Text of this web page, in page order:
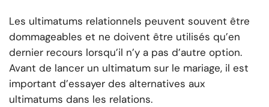
Les ultimatums relationnels peuvent souvent être
dommageables et ne doivent être utilisés qu’en
dernier recours lorsqu’il n’y a pas d’autre option.
Avant de lancer un ultimatum sur le mariage, il est
important d’essayer des alternatives aux
ultimatums dans les relations.